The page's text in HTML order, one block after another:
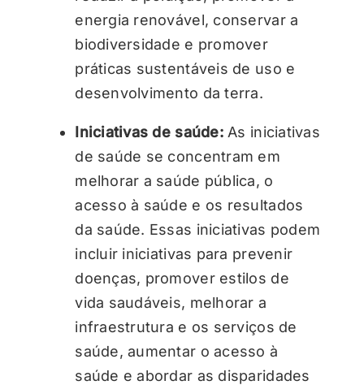
energia renovável, conservar a
biodiversidade e promover
práticas sustentáveis de uso e
desenvolvimento da terra.
Iniciativas de saúde:As iniciativas
de saúde se concentram em
melhorar a saúde pública, o
acesso à saúde e os resultados
da saúde. Essas iniciativas podem
incluir iniciativas para prevenir
doenças, promover estilos de
vida saudáveis, melhorar a
infraestrutura e os serviços de
saúde, aumentar o acesso à
saúde e abordar as disparidades